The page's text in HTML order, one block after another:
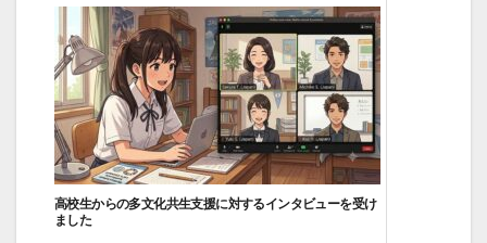
ない子もいましたが 先生がたとの楽しいやり取りでだ
んだん笑い声も聞こえるようになり、帰宅時には皆さん
笑顔で来週もまた来ると言いながら帰っていきました。
低学年...
2026-08-01
イベント
高校生からの多文化共生支援に対するインタビューを受け
ました